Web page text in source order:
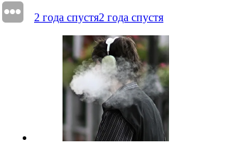
2 года спустя2 года спустя